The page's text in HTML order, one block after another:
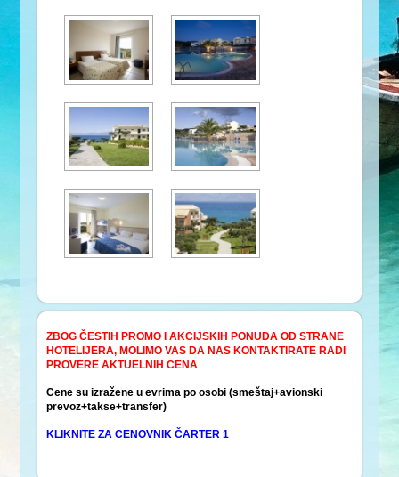
ZBOG ČESTIH PROMO I AKCIJSKIH PONUDA OD STRANE
HOTELIJERA, MOLIMO VAS DA NAS KONTAKTIRATE RADI
PROVERE AKTUELNIH CENA
Cene su izražene u evrima po osobi (smeštaj+avionski
prevoz+takse+transfer)
KLIKNITE ZA CENOVNIK ČARTER 1